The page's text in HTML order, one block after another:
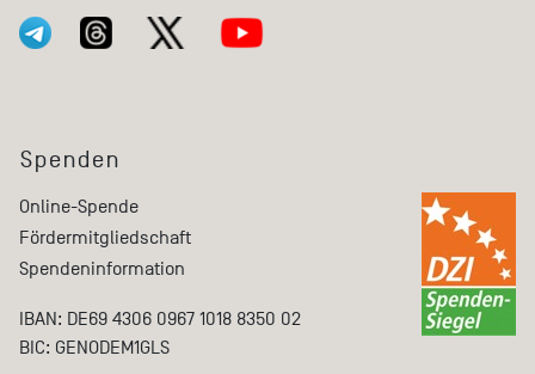
Spenden
Online-Spende
Fördermitgliedschaft
Spendeninformation
IBAN: DE69 4306 0967 1018 8350 02
BIC: GENODEM1GLS